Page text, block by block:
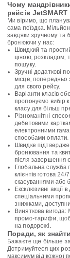
Чому
рейсів JetSMART
Ми віримо, що
сама поїздка.
завдяки зручному
бронюючи у нас:
Швидкий та
ціною, розкладом,
пошуку.
Зручні додаткові
місце, попередньо
для свого рейсу.
Варіанти класів
пропонуємо вибір
класу для більш
Різноманітні
дебетовими
електронними
способами оплати.
Швидке
бронювання та
після завершення
Глобальна служба
клієнтів готова
скасуваннями або
Ексклюзивні акції
спеціальними
знижками,
Виняткова вигода:
промо-тарифи, щоб
на подорожі.
Поради, як
Бажаєте ще більше
Дотримуйтеся цих
максимум від кожної